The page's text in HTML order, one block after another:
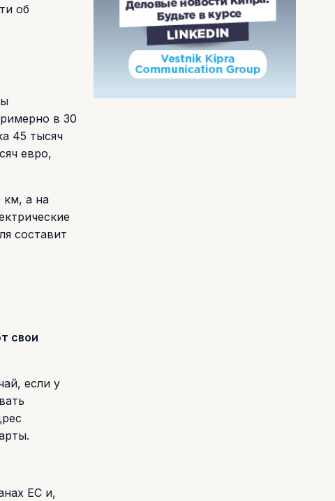
об
в 30
45 тысяч
евро,
км, а на
составит
свои
если у
ЕС и,